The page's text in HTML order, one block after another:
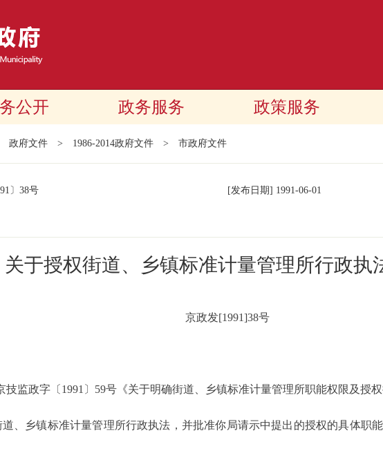
公开 政务服务 政策服务
政府文件 > 1986-2014政府文件 > 市政府文件
〕 38号 [发布日期] 1991-06-01
关于授权街道、乡镇标准计量管理所行政执
京政发[1991]38号
监政字〔1991〕59号《关于明确街道、乡镇标准计量管理所职能权限及授权
、乡镇标准计量管理所行政执法，并批准你局请示中提出的授权的具体职